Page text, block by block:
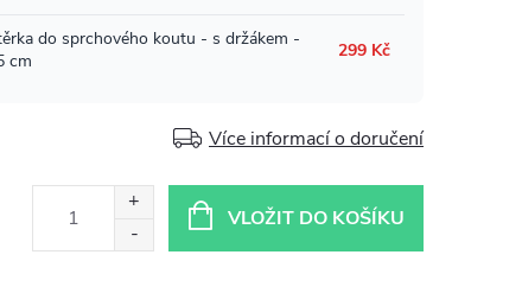
Více informací o doručení
VLOŽIT DO KOŠÍKU